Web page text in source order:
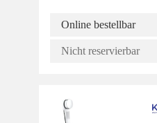
Online bestellbar
Nicht reservierbar